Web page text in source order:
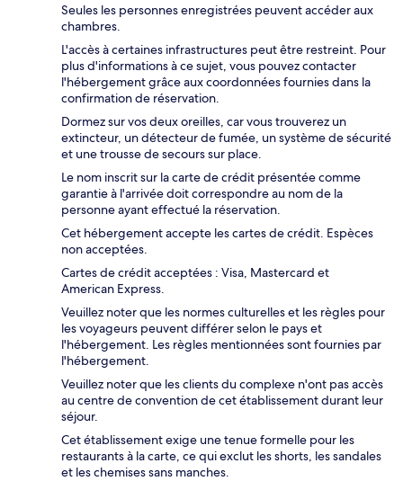
Seules les personnes enregistrées peuvent accéder aux
chambres.
L'accès à certaines infrastructures peut être restreint. Pour
plus d'informations à ce sujet, vous pouvez contacter
l'hébergement grâce aux coordonnées fournies dans la
confirmation de réservation.
Dormez sur vos deux oreilles, car vous trouverez un
extincteur, un détecteur de fumée, un système de sécurité
et une trousse de secours sur place.
Le nom inscrit sur la carte de crédit présentée comme
garantie à l'arrivée doit correspondre au nom de la
personne ayant effectué la réservation.
Cet hébergement accepte les cartes de crédit. Espèces
non acceptées.
Cartes de crédit acceptées : Visa, Mastercard et
American Express.
Veuillez noter que les normes culturelles et les règles pour
les voyageurs peuvent différer selon le pays et
l'hébergement. Les règles mentionnées sont fournies par
l'hébergement.
Veuillez noter que les clients du complexe n'ont pas accès
au centre de convention de cet établissement durant leur
séjour.
Cet établissement exige une tenue formelle pour les
restaurants à la carte, ce qui exclut les shorts, les sandales
et les chemises sans manches.